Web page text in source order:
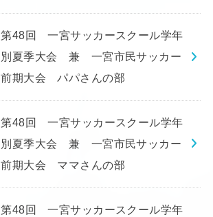
第48回 一宮サッカースクール学年
別夏季大会 兼 一宮市民サッカー
前期大会 パパさんの部
第48回 一宮サッカースクール学年
別夏季大会 兼 一宮市民サッカー
前期大会 ママさんの部
第48回 一宮サッカースクール学年